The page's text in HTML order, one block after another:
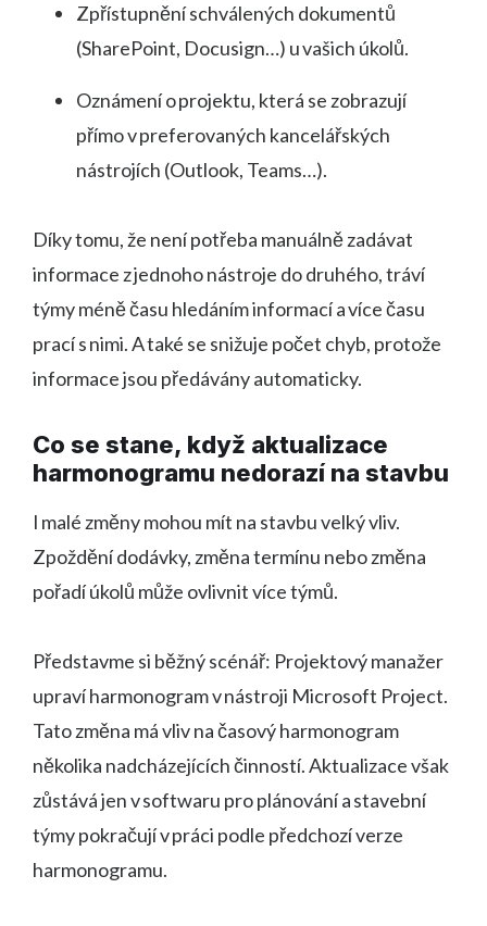
Zpřístupnění schválených dokumentů
(SharePoint, Docusign…) u vašich úkolů.
Oznámení o projektu, která se zobrazují
přímo v preferovaných kancelářských
nástrojích (Outlook, Teams…).
Díky tomu, že není potřeba manuálně zadávat
informace z jednoho nástroje do druhého, tráví
týmy méně času hledáním informací a více času
prací s nimi. A také se snižuje počet chyb, protože
informace jsou předávány automaticky.
Co se stane, když aktualizace
harmonogramu nedorazí na stavbu
I malé změny mohou mít na stavbu velký vliv.
Zpoždění dodávky, změna termínu nebo změna
pořadí úkolů může ovlivnit více týmů.
Představme si běžný scénář: Projektový manažer
upraví harmonogram v nástroji Microsoft Project.
Tato změna má vliv na časový harmonogram
několika nadcházejících činností. Aktualizace však
zůstává jen v softwaru pro plánování a stavební
týmy pokračují v práci podle předchozí verze
harmonogramu.